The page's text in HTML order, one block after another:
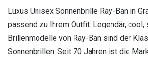
Brillenbügel
Brillenetuis
Brillenkettchen
Luxus Unisex Sonnenbrille Ray-Ban in
passend zu Ihrem Outfit. Legendär, cool,
Brillenmodelle von Ray-Ban sind der
Sonnenbrillen. Seit 70 Jahren ist die